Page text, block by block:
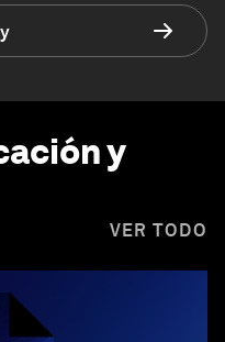
y
VER TODO